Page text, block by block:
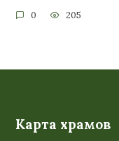
0 205
Карта храмов